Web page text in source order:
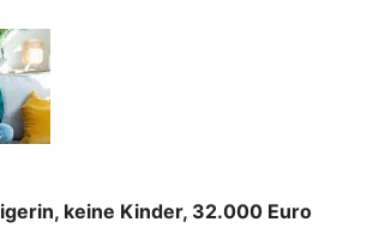
keine Kinder, 32.000 Euro